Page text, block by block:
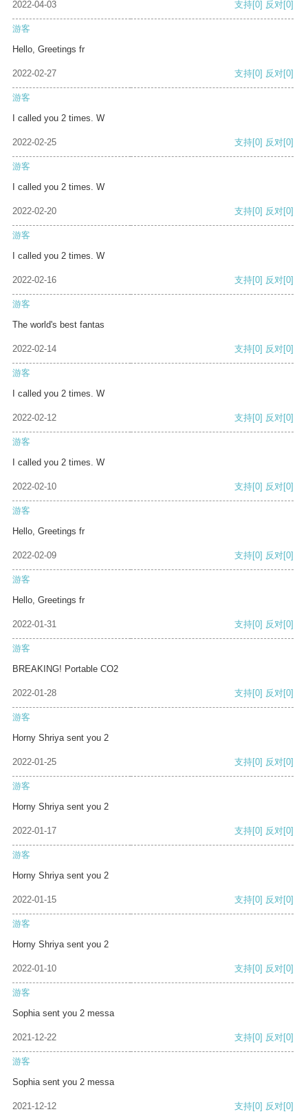
2022-04-03 支持[0] 反对[0]
游客
Hello, Greetings fr
2022-02-27 支持[0] 反对[0]
游客
I called you 2 times. W
2022-02-25 支持[0] 反对[0]
游客
I called you 2 times. W
2022-02-20 支持[0] 反对[0]
游客
I called you 2 times. W
2022-02-16 支持[0] 反对[0]
游客
The world's best fantas
2022-02-14 支持[0] 反对[0]
游客
I called you 2 times. W
2022-02-12 支持[0] 反对[0]
游客
I called you 2 times. W
2022-02-10 支持[0] 反对[0]
游客
Hello, Greetings fr
2022-02-09 支持[0] 反对[0]
游客
Hello, Greetings fr
2022-01-31 支持[0] 反对[0]
游客
BREAKING! Portable CO2
2022-01-28 支持[0] 反对[0]
游客
Horny Shriya sent you 2
2022-01-25 支持[0] 反对[0]
游客
Horny Shriya sent you 2
2022-01-17 支持[0] 反对[0]
游客
Horny Shriya sent you 2
2022-01-15 支持[0] 反对[0]
游客
Horny Shriya sent you 2
2022-01-10 支持[0] 反对[0]
游客
Sophia sent you 2 messa
2021-12-22 支持[0] 反对[0]
游客
Sophia sent you 2 messa
2021-12-12 支持[0] 反对[0]